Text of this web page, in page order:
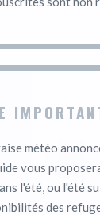
météo
vous
l'été, ou l'été
des